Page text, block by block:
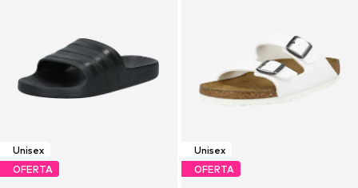
Unisex
OFERTA
Unisex
OFERTA